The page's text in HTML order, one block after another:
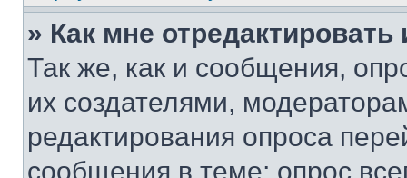
» Как мне
Так же, как и сообщения,
их создателями,
редактирования опроса
сообщения в теме; опрос